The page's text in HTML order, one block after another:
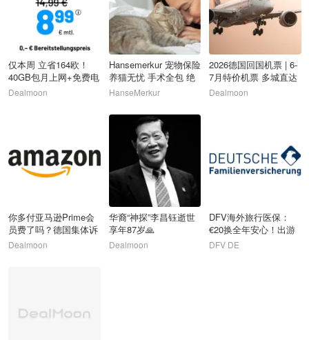
仅本周 立省164欧！
40GB包月上网+免费电
话/短信
Dealmoon
Hansemerkur 宠物保险
养猫无忧 手术全包 绝
育/兽医诊费
HanseMerkur
2026德国回国机票 | 6-
7月特价机票 多城直达
好便宜
Dealmoon
你多付亚马逊Prime会
员费了吗？德国集体诉
讼已启动！
Dealmoon
华裔“神探”李昌钰逝世
享年87岁🙏
Dealmoon
DFV海外旅行医保：
€20换全年安心！出游
必备“后悔药”！
DFV DE